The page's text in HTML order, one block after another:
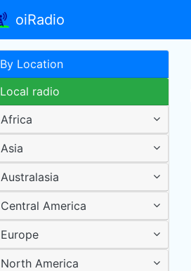
oiRadio
By Location
Local radio
Africa
Asia
Australasia
Central America
Europe
North America